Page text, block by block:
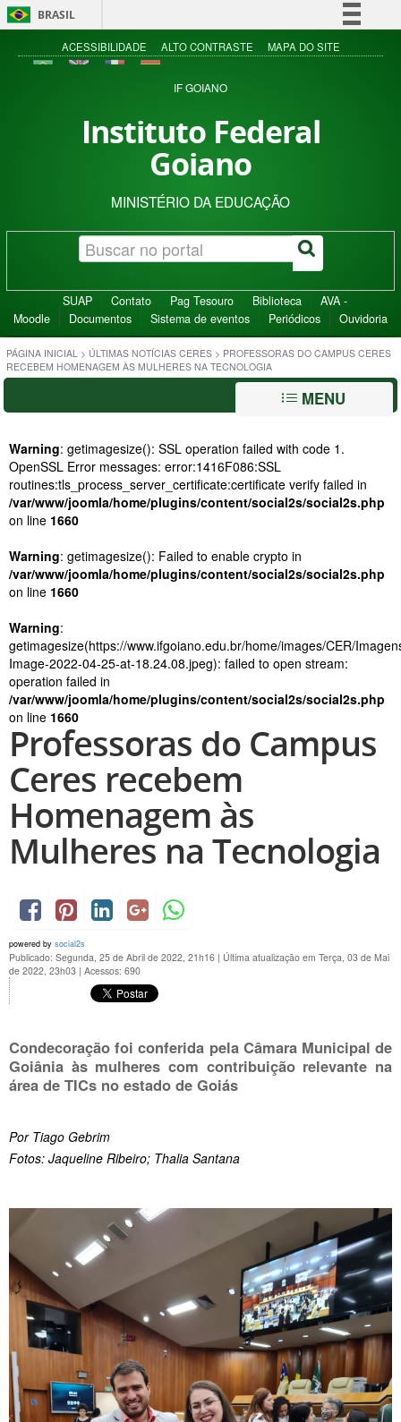
BRASIL
Simplifique!
Acesso à informação
ACESSIBILIDADE ALTO CONTRASTE MAPA DO SITE
IF GOIANO
Instituto Federal
Goiano
MINISTÉRIO DA EDUCAÇÃO
SUAP Contato Pag Tesouro Biblioteca
AVA -
Moodle
Documentos Sistema de eventos Periódicos Ouvidoria
PÁGINA INICIAL > ÚLTIMAS NOTÍCIAS CERES > PROFESSORAS DO CAMPUS CERES
RECEBEM HOMENAGEM ÀS MULHERES NA TECNOLOGIA
MENU
Warning: getimagesize(): SSL operation failed with code 1.
OpenSSL Error messages: error:1416F086:SSL
routines:tls_process_server_certificate:certificate verify failed in
/var/www/joomla/home/plugins/content/social2s/social2s.php
on line 1660
Warning: getimagesize(): Failed to enable crypto in
/var/www/joomla/home/plugins/content/social2s/social2s.php
on line 1660
Warning:
getimagesize(https://www.ifgoiano.edu.br/home/images/CER/
Image-2022-04-25-at-18.24.08.jpeg): failed to open stream:
operation failed in
/var/www/joomla/home/plugins/content/social2s/social2s.php
on line 1660
Professoras do Campus
Ceres recebem
Homenagem às
Mulheres na Tecnologia
powered by social2s
Publicado: Segunda, 25 de Abril de 2022, 21h16 | Última atualização em Terça, 03 de Mai
de 2022, 23h03 | Acessos: 690
Condecoração foi conferida pela Câmara Municipal de
Goiânia às mulheres com contribuição relevante na
área de TICs no estado de Goiás
Por Tiago Gebrim
Fotos: Jaqueline Ribeiro; Thalia Santana